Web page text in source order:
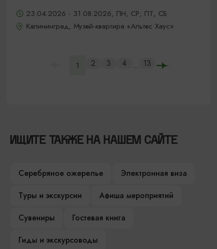
23.04.2026 - 31.08.2026, ПН, СР, ПТ, СБ
Калининград, Музей-квартира «Альтес Хаус»
1 2 3 4 ... 13
ИЩИТЕ ТАКЖЕ НА НАШЕМ САЙТЕ
Серебряное ожерелье
Электронная виза
Туры и экскурсии
Афиша мероприятий
Сувениры
Гостевая книга
Гиды и экскурсоводы